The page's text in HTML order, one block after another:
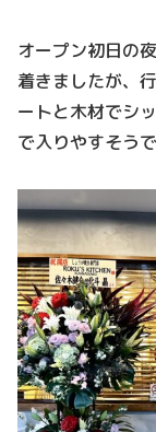
オープン初日の
着きましたが、
ートと木材でシ
で入りやすそうで